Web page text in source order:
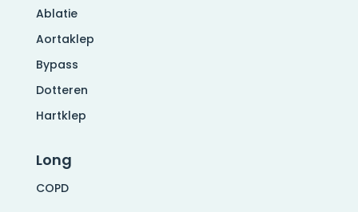
Ablatie
Aortaklep
Bypass
Dotteren
Hartklep
Long
COPD